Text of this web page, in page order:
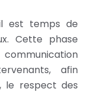
est temps de
Cette phase
afin
le respect des